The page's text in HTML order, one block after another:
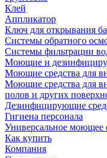
Клей
Аппликатор
Ключ для открывания
Системы обратного
Системы фильтрации
Моющие и
Моющие средства для
Моющие средства для
полов и других
Дезинфицирующие
Гигиена персонала
Универсальное моющее
Как купить
Компания